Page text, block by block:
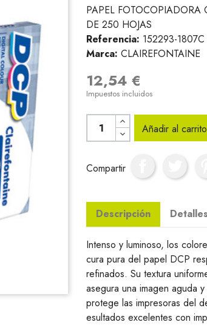
PAPEL
DE 250 HOJAS
Referencia: 152293-1807C
Marca: CLAIREFONTAINE
12,54 €
Impuestos incluidos
Añadir al carrito
Compartir
Descripción
Intenso y luminoso, los
cura pura del papel DCP
refinados. Su textura
asegura una imagen aguda
protege las impresoras del
esultados excelentes con